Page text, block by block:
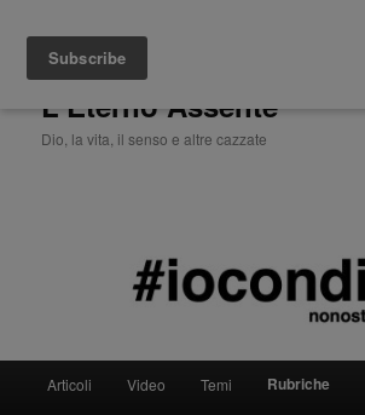
L'Eterno Assente
Dio, la vita, il senso e altre cazzate
principale
Vai
Articoli Video Temi Rubriche